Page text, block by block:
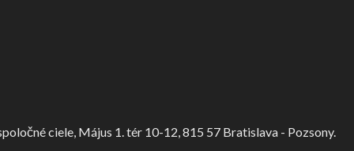
ciele, Május 1. tér 10-12, 815 57 Bratislava - Pozsony.